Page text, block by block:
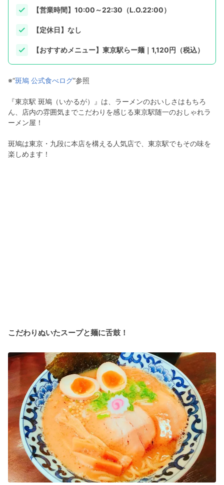
【営業時間】10:00～22:30（L.O.22:00）
【定休日】なし
【おすすめメニュー】東京駅らー麺｜1,120円（税込）
※“斑鳩 公式食べログ”参照
『東京駅 斑鳩（いかるが）』は、ラーメンのおいしさはもちろ
ん、店内の雰囲気までこだわりを感じる東京駅随一のおしゃれラ
ーメン屋！
斑鳩は東京・九段に本店を構える人気店で、東京駅でもその味を
楽しめます！
こだわりぬいたスープと麺に舌鼓！